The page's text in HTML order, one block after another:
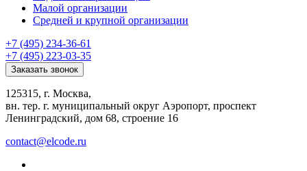
Малой организации
Средней и крупной организации
+7 (495) 234-36-61
+7 (495) 223-03-35
Заказать звонок
125315, г. Москва,
вн. тер. г. муниципальный округ Аэропорт, проспект
Ленинградский, дом 68, строение 16
contact@elcode.ru